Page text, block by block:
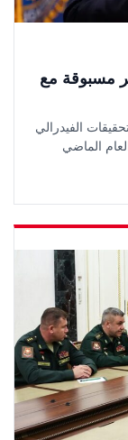
مسبوقة مع
الفيدرالي
الماضي